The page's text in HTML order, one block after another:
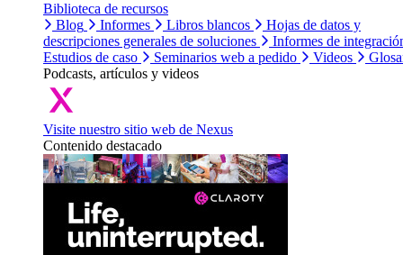
Biblioteca de recursos
Blog
Informes Libros blancos
Hojas de datos y
descripciones generales de soluciones
Informes de
Estudios de caso
Seminarios web a pedido Videos
Podcasts, artículos y videos
Visite nuestro sitio web de Nexus
Contenido destacado